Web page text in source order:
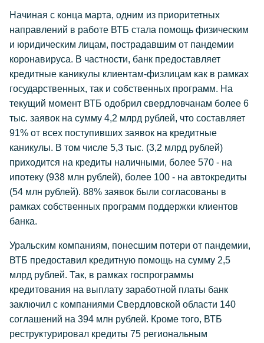
Начиная с конца марта, одним из приоритетных
направлений в работе ВТБ стала помощь физическим
и юридическим лицам, пострадавшим от пандемии
коронавируса. В частности, банк предоставляет
кредитные каникулы клиентам-физлицам как в рамках
государственных, так и собственных программ. На
текущий момент ВТБ одобрил свердловчанам более 6
тыс. заявок на сумму 4,2 млрд рублей, что составляет
91% от всех поступивших заявок на кредитные
каникулы. В том числе 5,3 тыс. (3,2 млрд рублей)
приходится на кредиты наличными, более 570 - на
ипотеку (938 млн рублей), более 100 - на автокредиты
(54 млн рублей). 88% заявок были согласованы в
рамках собственных программ поддержки клиентов
банка.
Уральским компаниям, понесшим потери от пандемии,
ВТБ предоставил кредитную помощь на сумму 2,5
млрд рублей. Так, в рамках госпрограммы
кредитования на выплату заработной платы банк
заключил с компаниями Свердловской области 140
соглашений на 394 млн рублей. Кроме того, ВТБ
реструктурировал кредиты 75 региональным